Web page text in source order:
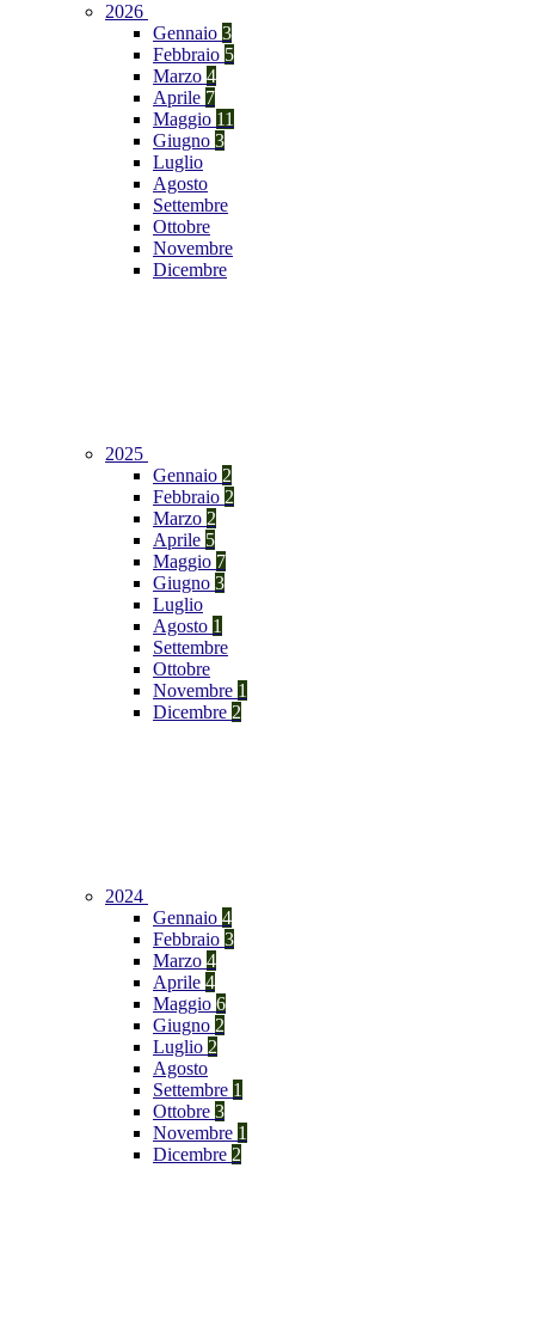
2026
Gennaio 3
Febbraio 5
Marzo 4
Aprile 7
Maggio 11
Giugno 3
Luglio
Agosto
Settembre
Ottobre
Novembre
Dicembre
2025
Gennaio 2
Febbraio 2
Marzo 2
Aprile 5
Maggio 7
Giugno 3
Luglio
Agosto 1
Settembre
Ottobre
Novembre 1
Dicembre 2
2024
Gennaio 4
Febbraio 3
Marzo 4
Aprile 4
Maggio 6
Giugno 2
Luglio 2
Agosto
Settembre 1
Ottobre 3
Novembre 1
Dicembre 2